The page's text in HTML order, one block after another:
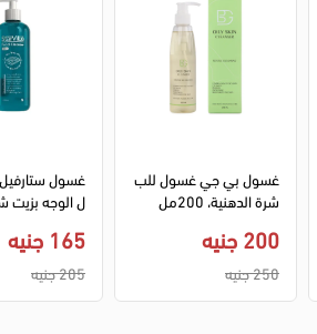
غسول بي جي غسول للب
شرة الدهنية، 200مل
200 جنيه
250 جنيه
غسول
ل الوجه بزيت
165 جنيه
205 جنيه